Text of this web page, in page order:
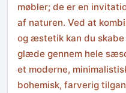
møbler; de er en
af naturen. Ved at
og æstetik kan du
glæde gennem hele
et moderne,
bohemisk, farverig